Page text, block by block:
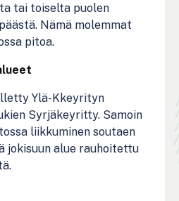
tai toiselta puolen
Nämä molemmat
pitoa.
Ylä-Kkeyrityn
Syrjäkeyritty. Samoin
liikkuminen soutaen
jokisuun alue rauhoitettu